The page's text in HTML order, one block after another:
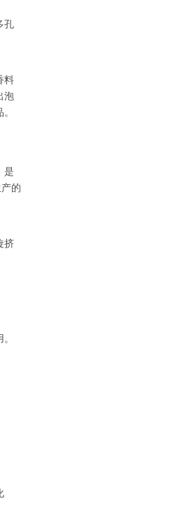
孔
料
泡
是
的
挤